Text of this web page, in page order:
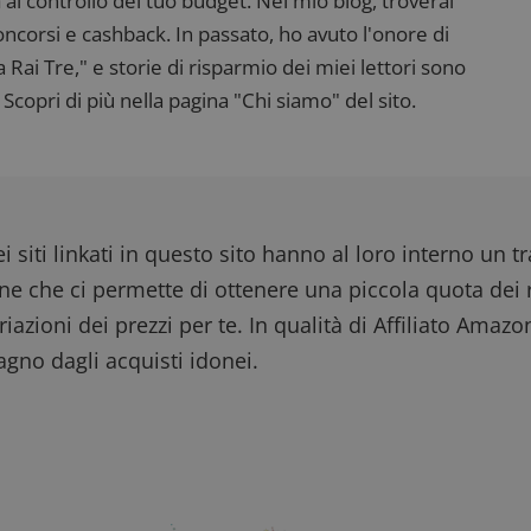
e cashback. In passato, ho avuto l'onore di
Tre," e storie di risparmio dei miei lettori sono
di più nella pagina "Chi siamo" del sito.
siti linkati in questo sito hanno al loro interno un
che ci permette di ottenere una piccola quota dei
dei prezzi per te. In qualità di Affiliato
dagli acquisti idonei.